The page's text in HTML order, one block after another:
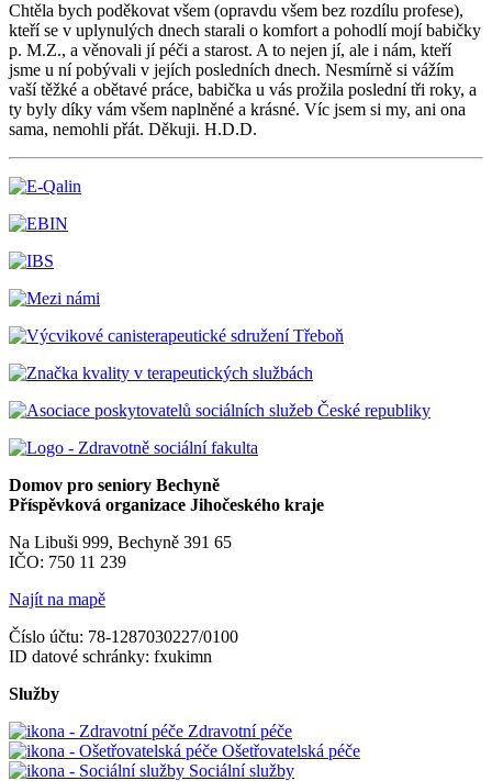
Chtěla bych poděkovat všem (opravdu všem bez rozdílu profese),
kteří se v uplynulých dnech starali o komfort a pohodlí mojí babičky
p. M.Z., a věnovali jí péči a starost. A to nejen jí, ale i nám, kteří
jsme u ní pobývali v jejích posledních dnech. Nesmírně si vážím
vaší těžké a obětavé práce, babička u vás prožila poslední tři roky, a
ty byly díky vám všem naplněné a krásné. Víc jsem si my, ani ona
sama, nemohli přát. Děkuji. H.D.D.
Domov pro seniory Bechyně
Příspěvková organizace Jihočeského kraje
Na Libuši 999, Bechyně 391 65
IČO: 750 11 239
Najít na mapě
Číslo účtu: 78-1287030227/0100
ID datové schránky: fxukimn
Služby
Zdravotní péče
Ošetřovatelská péče
Sociální služby